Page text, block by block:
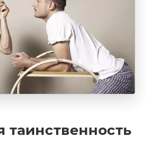
таинственность